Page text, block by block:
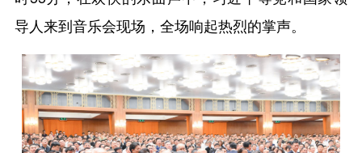
导人来到音乐会现场，全场响起热烈的掌声。